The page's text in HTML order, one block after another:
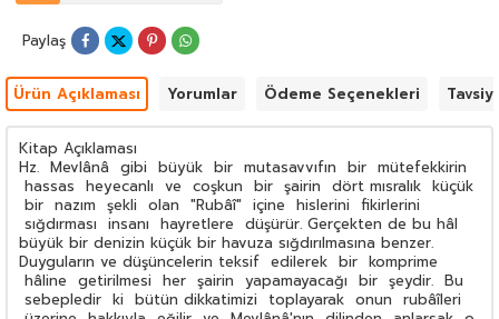
Paylaş
Ürün Açıklaması Yorumlar Ödeme Seçenekleri
Kitap Açıklaması
Hz. Mevlânâ gibi büyük bir mutasavvıfın bir mütefekkirin
hassas heyecanlı ve coşkun bir şairin dört mısralık küçük
bir nazım şekli olan "Rubâî" içine hislerini fikirlerini
sığdırması insanı hayretlere düşürür. Gerçekten de bu hâl
büyük bir denizin küçük bir havuza sığdırılmasına benzer.
Duyguların ve düşüncelerin teksif edilerek bir komprime
hâline getirilmesi her şairin yapamayacağı bir şeydir. Bu
sebepledir ki bütün dikkatimizi toplayarak onun rubâîleri